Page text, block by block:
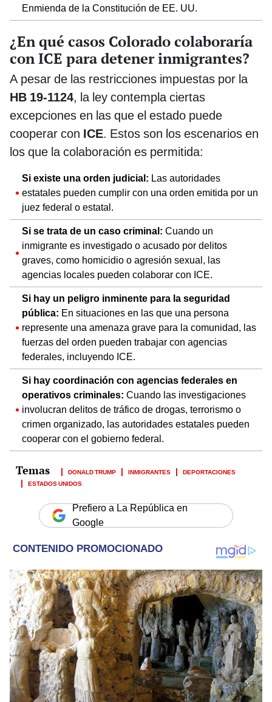
Enmienda de la Constitución de EE. UU.
¿En qué casos Colorado colaboraría
con ICE para detener inmigrantes?
A pesar de las restricciones impuestas por la
HB 19-1124, la ley contempla ciertas
excepciones en las que el estado puede
cooperar con ICE. Estos son los escenarios en
los que la colaboración es permitida:
Si existe una orden judicial: Las autoridades
estatales pueden cumplir con una orden emitida por un
juez federal o estatal.
Si se trata de un caso criminal: Cuando un
inmigrante es investigado o acusado por delitos
graves, como homicidio o agresión sexual, las
agencias locales pueden colaborar con ICE.
Si hay un peligro inminente para la seguridad
pública: En situaciones en las que una persona
represente una amenaza grave para la comunidad, las
fuerzas del orden pueden trabajar con agencias
federales, incluyendo ICE.
Si hay coordinación con agencias federales en
operativos criminales: Cuando las investigaciones
involucran delitos de tráfico de drogas, terrorismo o
crimen organizado, las autoridades estatales pueden
cooperar con el gobierno federal.
DONALD TRUMP INMIGRANTES
DEPORTACIONES
ESTADOS UNIDOS
Prefiero a La República en
Google